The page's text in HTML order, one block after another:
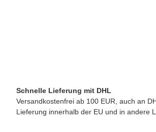
Schnelle Lieferung mit DHL
Versandkostenfrei ab 100 EUR, auch an
Lieferung innerhalb der EU und in andere